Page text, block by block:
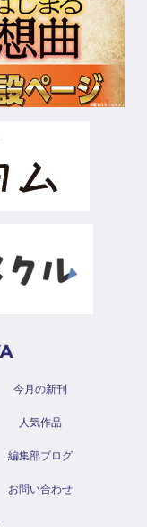
今月の新刊
人気作品
編集部ブログ
お問い合わせ